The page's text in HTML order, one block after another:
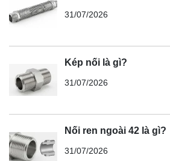
31/07/2026
Kép nối là gì?
31/07/2026
Nối ren ngoài 42 là gì?
31/07/2026